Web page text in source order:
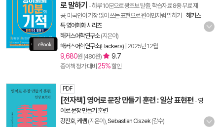
로 말하기 - 하루 10분으로 왕초보 탈출, 학습자료 8종 무료 제
공, 미국인이 가장 많이 쓰는 표현으로 원어민처럼 말하기 -해커스
톡 영어회화 시리즈
해커스어학연구소(지은이)
해커스어학연구소(Hackers) 2025년 12월
9,680원 (480원) 9.7
종이책 정가 대비 25%할인
PDF
[전자책] 영어로 문장 만들기 훈련 : 일상 표현편 - 영
어로 문장 만들기 훈련
강진호, 케쌤 (지은이), Sebastian Ciszek(감수)